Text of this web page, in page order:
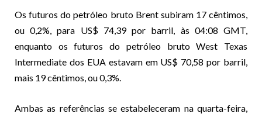
Os futuros do petróleo bruto Brent subiram 17 cêntimos,
ou 0,2%, para US$ 74,39 por barril, às 04:08 GMT,
enquanto os futuros do petróleo bruto West Texas
Intermediate dos EUA estavam em US$ 70,58 por barril,
mais 19 cêntimos, ou 0,3%.
Ambas as referências se estabeleceram na quarta-feira,